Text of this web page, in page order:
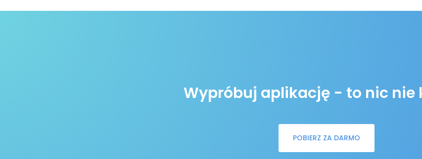
Wypróbuj aplikację - to nic nie
POBIERZ ZA DARMO